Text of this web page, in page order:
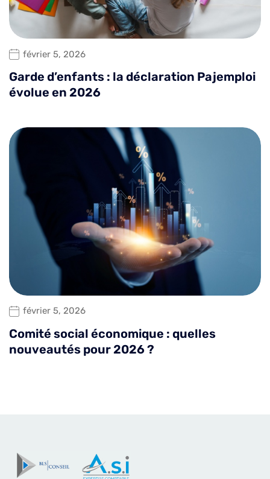
février 5, 2026
Garde d’enfants : la déclaration Pajemploi
évolue en 2026
février 5, 2026
Comité social économique : quelles
nouveautés pour 2026 ?